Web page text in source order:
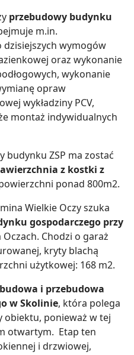
przebudowy budynku
m.in.
dzisiejszych wymogów
oraz wykonanie
wykonanie
opraw
wykładziny PCV,
montaż indywidualnych
budynku ZSP ma zostać
z kostki z
ponad 800m2.
Wielkie Oczy szuka
gospodarczego przy
Chodzi o garaż
kryty blachą
użytkowej: 168 m2.
i przebudowa
w Skolinie, która polega
ponieważ w tej
otwartym. Etap ten
i drzwiowej,